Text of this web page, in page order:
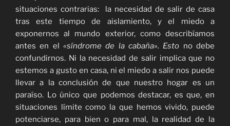
situaciones contrarias: la necesidad de salir de casa
tras este tiempo de aislamiento, y el miedo a
exponernos al mundo exterior, como describíamos
antes en el «síndrome de la cabaña». Esto no debe
confundirnos. Ni la necesidad de salir implica que no
estemos a gusto en casa, ni el miedo a salir nos puede
llevar a la conclusión de que nuestro hogar es un
paraíso. Lo único que podemos destacar, es que, en
situaciones límite como la que hemos vivido, puede
potenciarse, para bien o para mal, la realidad de la